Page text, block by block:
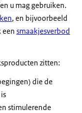
u mag gebruiken.
, en bijvoorbeeld
een smaakjesverbod
zitten:
die de
stimulerende